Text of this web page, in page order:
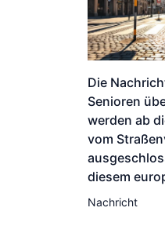
Die
Senioren
werden ab
vom
diesem
Nachricht